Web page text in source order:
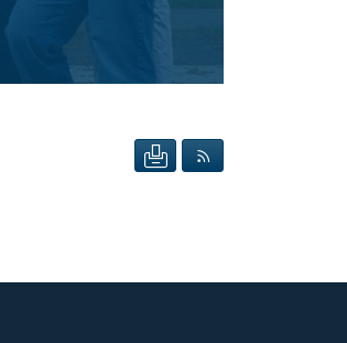
SEITE DRUCKEN